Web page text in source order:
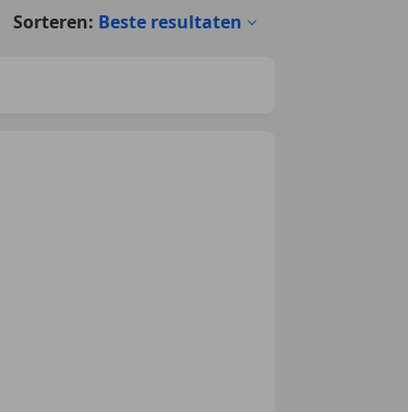
Sorteren: Beste resultaten